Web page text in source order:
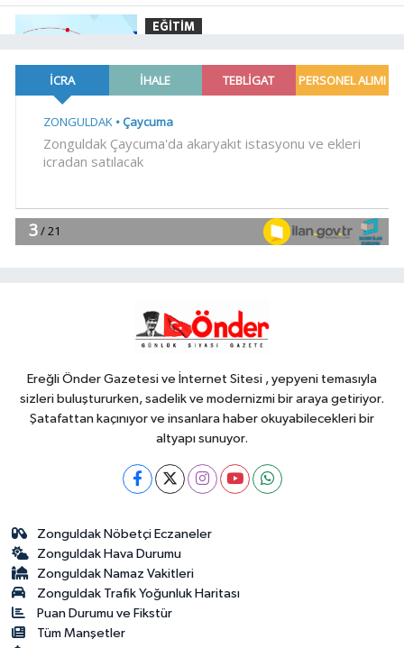
EĞİTİM
araştırmacılara performans bursu
çağrısı
10:56Ayvalık, Tarihi Gümrük
10:50
Gazeteci Barış Selçuk saygıyla anıldı
Ereğli Önder Gazetesi ve İnternet Sitesi , yepyeni temasıyla
sizleri buluştururken, sadelik ve modernizmi bir araya getiriyor.
Şatafattan kaçınıyor ve insanlara haber okuyabilecekleri bir
altyapı sunuyor.
Zonguldak Nöbetçi Eczaneler
Zonguldak Hava Durumu
Zonguldak Namaz Vakitleri
Zonguldak Trafik Yoğunluk Haritası
Puan Durumu ve Fikstür
Tüm Manşetler